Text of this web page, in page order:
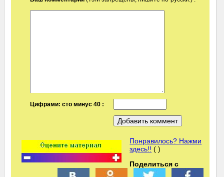
Цифрами: сто минус 40 :
Понравилось? Нажми
здесь!! ( )
Поделиться с